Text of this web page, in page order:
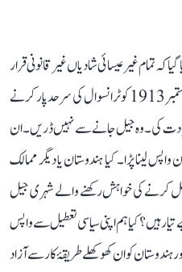
کہ تمام غیر عیسائی شادیاں غیر قانونی قرار
دی جائیں گی، تو کستوربا آگے آئیں اور 15 ستمبر 1913 کو ٹرانسوال کی سرحد پار کرنے
کی۔ وہ جیل جانے سے نہیں ڈریں۔ ان
لینا پڑا۔ کیا ہندوستان یا دیگر ممالک
کرنے کی خواہش رکھنے والے شہری جیل
ہیں؟ کیا ہم اپنی سیاسی تعطیل سے واپس
ہندوستان کو ان کھوکھلے طریقۂ کار سے آزاد